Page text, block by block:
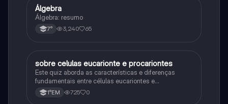
Matematica
Álgebra
Álgebra: resumo
7° 3,240 65
Biologia
sobre celulas eucarionte e procariontes
Este quiz aborda as características e diferenças
fundamentais entre células eucariontes e
procariontes.
1°EM 725 0